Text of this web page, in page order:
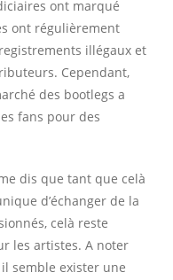
ont marqué
ont régulièrement
illégaux et
Cependant,
des bootlegs a
fans pour des
dis que tant que celà
d’échanger de la
celà reste
les artistes. A noter
semble exister une